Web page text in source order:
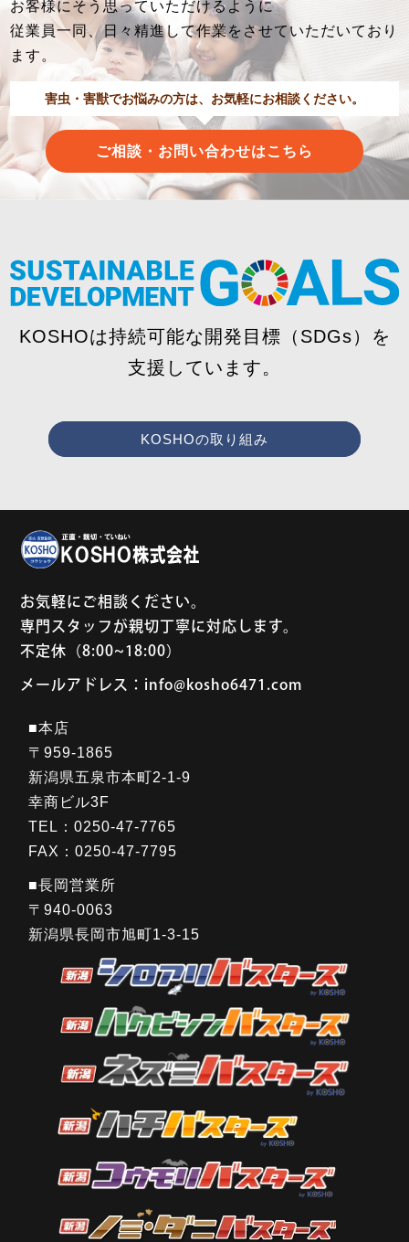
お客様にそう思っていただけるように
従業員一同、日々精進して作業をさせていただいており
ます。
害虫・害獣でお悩みの方は、お気軽にお相談ください。
ご相談・お問い合わせはこちら
KOSHOは持続可能な開発目標（SDGs）を
支援しています。
KOSHOの取り組み
お気軽にご相談ください。
専門スタッフが親切丁寧に対応します。
不定休（8:00~18:00）
メールアドレス：info@kosho6471.com
■本店
〒959-1865
新潟県五泉市本町2-1-9
幸商ビル3F
TEL：0250-47-7765
FAX：0250-47-7795
■長岡営業所
〒940-0063
新潟県長岡市旭町1-3-15